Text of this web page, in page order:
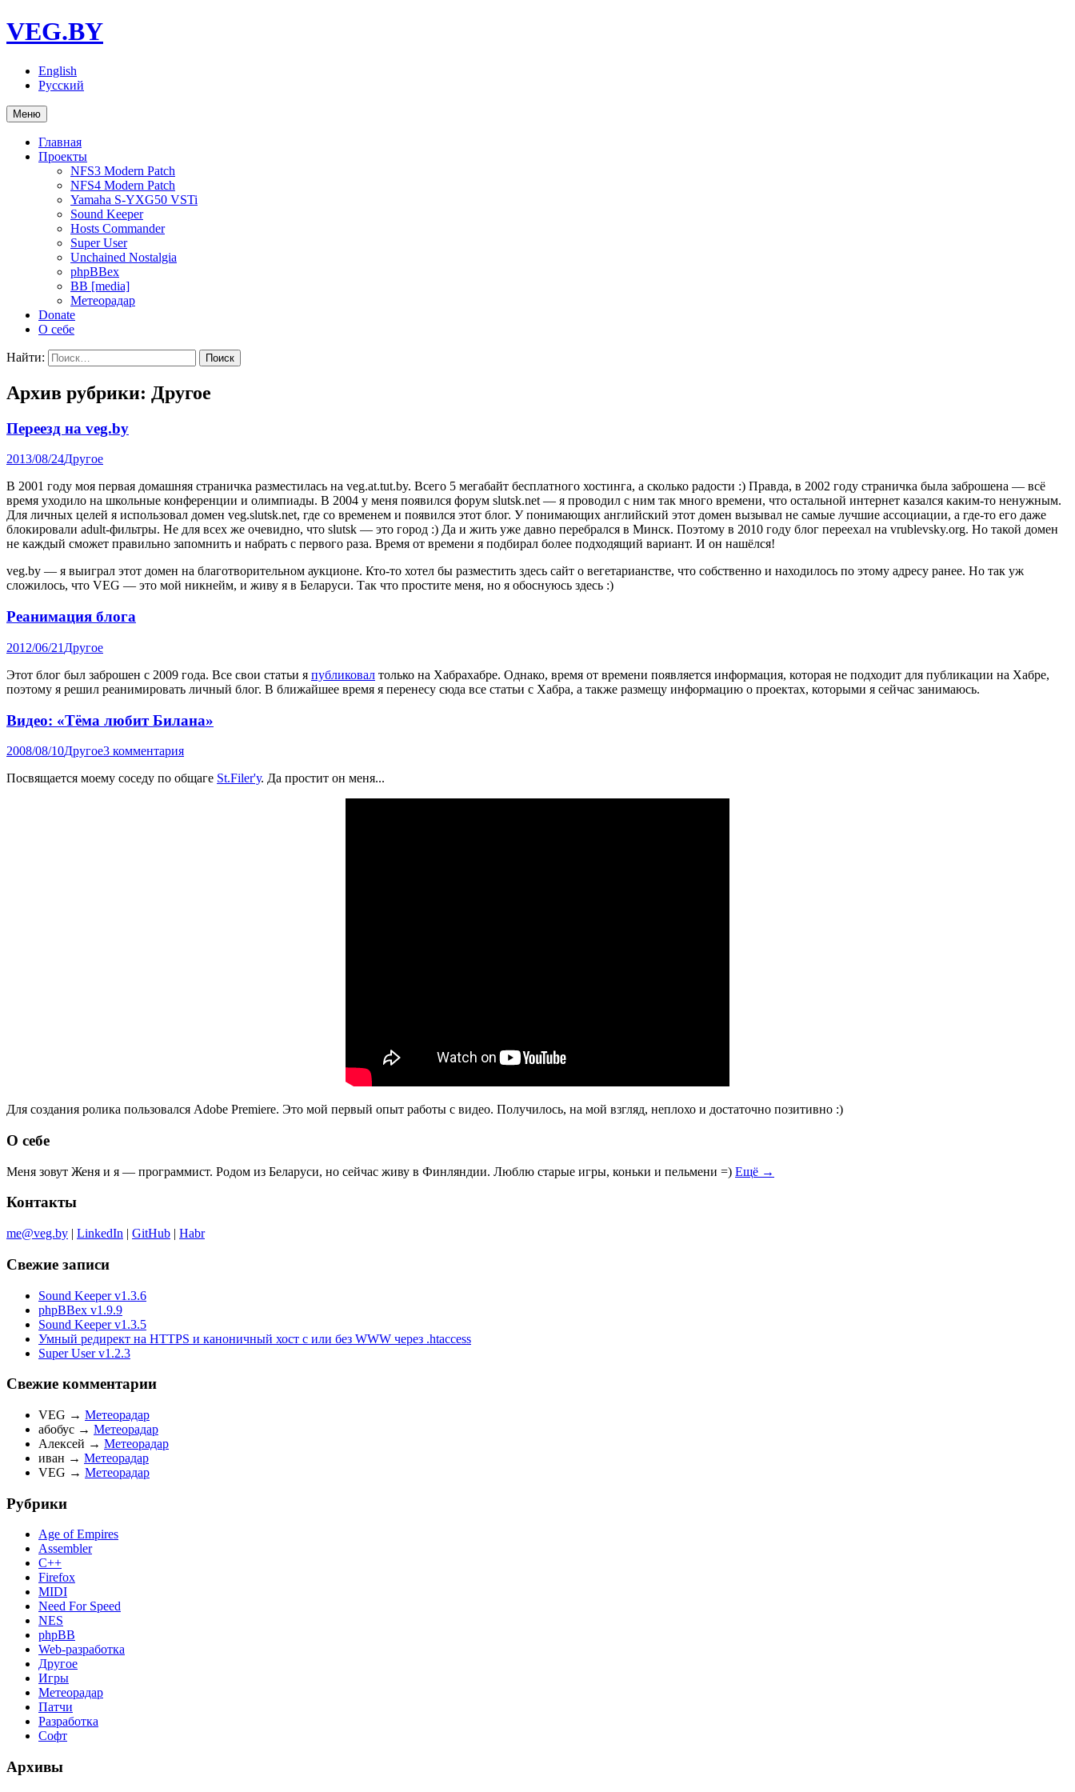
VEG.BY
English
Русский
Меню
Главная
Проекты
NFS3 Modern Patch
NFS4 Modern Patch
Yamaha S-YXG50 VSTi
Sound Keeper
Hosts Commander
Super User
Unchained Nostalgia
phpBBex
BB [media]
Метеорадар
Donate
О себе
Найти:
Архив рубрики: Другое
Переезд на veg.by
2013/08/24Другое
В 2001 году моя первая домашняя страничка разместилась на veg.at.tut.by. Всего 5 мегабайт бесплатного хостинга, а сколько радости :) Правда, в 2002 году страничка была заброшена — всё
время уходило на школьные конференции и олимпиады. В 2004 у меня появился форум slutsk.net — я проводил с ним так много времени, что остальной интернет казался каким-то ненужным.
Для личных целей я использовал домен veg.slutsk.net, где со временем и появился этот блог. У понимающих английский этот домен вызывал не самые лучшие ассоциации, а где-то его даже
блокировали adult-фильтры. Не для всех же очевидно, что slutsk — это город :) Да и жить уже давно перебрался в Минск. Поэтому в 2010 году блог переехал на vrublevsky.org. Но такой домен
не каждый сможет правильно запомнить и набрать с первого раза. Время от времени я подбирал более подходящий вариант. И он нашёлся!
veg.by — я выиграл этот домен на благотворительном аукционе. Кто-то хотел бы разместить здесь сайт о вегетарианстве, что собственно и находилось по этому адресу ранее. Но так уж
сложилось, что VEG — это мой никнейм, и живу я в Беларуси. Так что простите меня, но я обоснуюсь здесь :)
Реанимация блога
2012/06/21 Другое
Этот блог был заброшен с 2009 года. Все свои статьи я публиковал только на Хабрахабре. Однако, время от времени появляется информация, которая не подходит для публикации на Хабре,
поэтому я решил реанимировать личный блог. В ближайшее время я перенесу сюда все статьи с Хабра, а также размещу информацию о проектах, которыми я сейчас занимаюсь.
Видео: «Тёма любит Билана»
2008/08/10Другое3 комментария
Посвящается моему соседу по общаге St.Filer'у. Да простит он меня...
Для создания ролика пользовался Adobe Premiere. Это мой первый опыт работы с видео. Получилось, на мой взгляд, неплохо и достаточно позитивно :)
О себе
Меня зовут Женя и я — программист. Родом из Беларуси, но сейчас живу в Финляндии. Люблю старые игры, коньки и пельмени =) Ещё →
Контакты
me@veg.by | LinkedIn | GitHub | Habr
Свежие записи
Sound Keeper v1.3.6
phpBBex v1.9.9
Sound Keeper v1.3.5
Умный редирект на HTTPS и каноничный хост с или без WWW через .htaccess
Super User v1.2.3
Свежие комментарии
VEG → Метеорадар
абобус → Метеорадар
Алексей → Метеорадар
иван → Метеорадар
VEG → Метеорадар
Рубрики
Age of Empires
Assembler
C++
Firefox
MIDI
Need For Speed
NES
phpBB
Web-разработка
Другое
Игры
Метеорадар
Патчи
Разработка
Софт
Архивы